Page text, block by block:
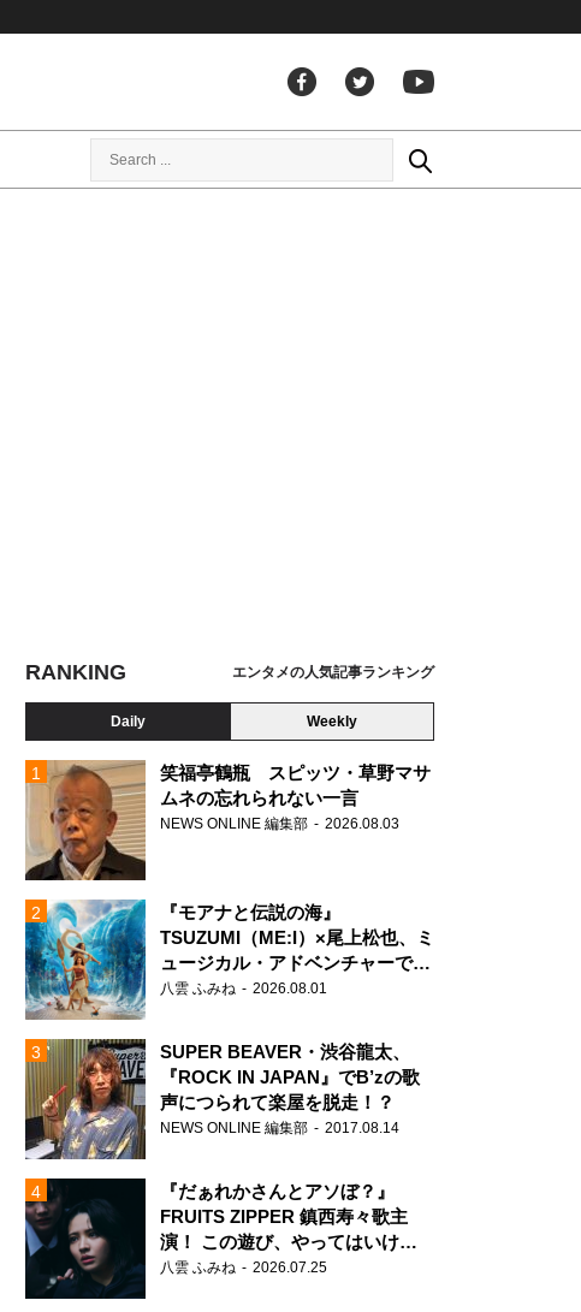
RANKING エンタメの人気記事ランキング
Daily Weekly
笑福亭鶴瓶 スピッツ・草野マサ
ムネの忘れられない一言
NEWS ONLINE 編集部 2026.08.03
『モアナと伝説の海』
TSUZUMI（ME:I）×尾上松也、ミ
ュージカル・アドベンチャーで美
声を響かせる
八雲 ふみね 2026.08.01
SUPER BEAVER・渋谷龍太、
『ROCK IN JAPAN』でB’zの歌
声につられて楽屋を脱走！？
NEWS ONLINE 編集部 2017.08.14
『だぁれかさんとアソぼ？』
FRUITS ZIPPER 鎮西寿々歌主
演！ この遊び、やってはいけま
せん。
八雲 ふみね 2026.07.25